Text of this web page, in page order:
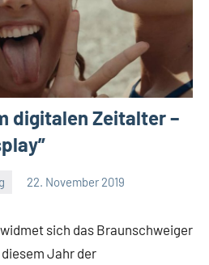
digitalen Zeitalter –
22. November 2019
sich das Braunschweiger
Jahr der